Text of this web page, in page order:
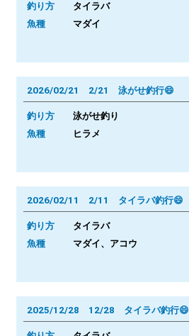
釣り方 タイラバ
魚種 マダイ
2026/02/21 2/21 泳がせ釣行😄
釣り方 泳がせ釣り
魚種
ヒラメ
2026/02/11 2/11 タイラバ釣行😄
釣り方 タイラバ
魚種 マダイ、アコウ
2025/12/28 12/28 タイラバ釣行😄